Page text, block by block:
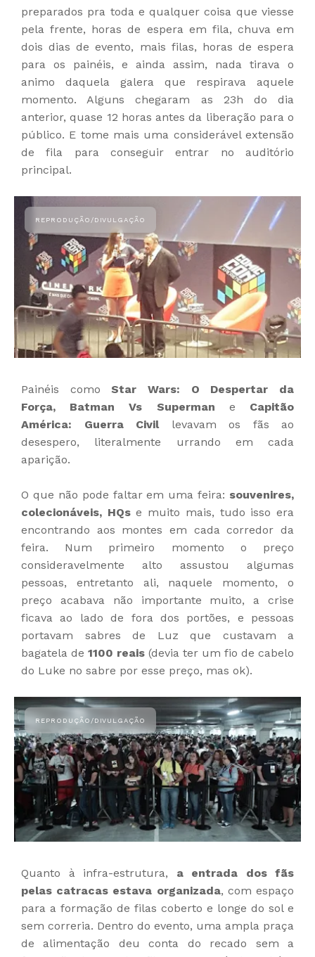
preparados pra toda e qualquer coisa que viesse
pela frente, horas de espera em fila, chuva em
dois dias de evento, mais filas, horas de espera
para os painéis, e ainda assim, nada tirava o
animo daquela galera que respirava aquele
momento. Alguns chegaram as 23h do dia
anterior, quase 12 horas antes da liberação para o
público. E tome mais uma considerável extensão
de fila para conseguir entrar no auditório
principal.
Painéis comoStar Wars: O Despertar da
Força,
Batman Vs Superman e Capitão
América: Guerra Civillevavam os fãs ao
desespero, literalmente urrando em cada
aparição.
O que não pode faltar em uma feira: souvenires,
colecionáveis, HQse muito mais, tudo isso era
encontrando aos montes em cada corredor da
feira. Num primeiro momento o preço
consideravelmente alto assustou algumas
pessoas, entretanto ali, naquele momento, o
preço acabava não importante muito, a crise
ficava ao lado de fora dos portões, e pessoas
portavam sabres de Luz que custavam a
bagatela de 1100 reais (devia ter um fio de cabelo
do Luke no sabre por esse preço, mas ok).
Quanto à infra-estrutura, a entrada dos fãs
pelas catracas estava organizada, com espaço
para a formação de filas coberto e longe do sol e
sem correria. Dentro do evento, uma ampla praça
de alimentação deu conta do recado sem a